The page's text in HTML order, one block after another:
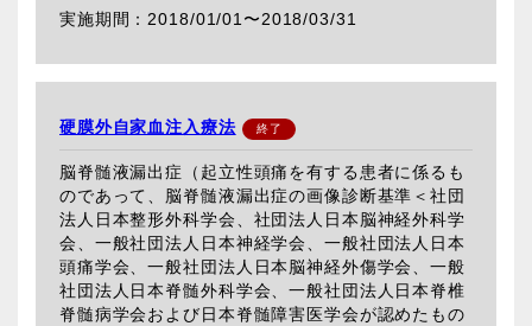
2018/01/01〜2018/03/31
硬膜外自家血注入療法
脳脊髄液漏出症（起立性頭痛を有する患者に係るも
のであって、脳脊髄液漏出症の画像診断基準＜社団
法人日本整形外科学会、社団法人日本脳神経外科学
会、一般社団法人日本神経学会、一般社団法人日本
頭痛学会、一般社団法人日本脳神経外傷学会、一般
社団法人日本脊髄外科学会、一般社団法人日本脊椎
脊髄病学会および日本脊髄障害医学会が認めたもの